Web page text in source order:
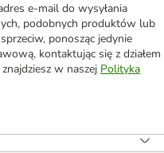
e-mail do wysyłania
podobnych produktów lub
ponosząc jedynie
kontaktując się z działem
w naszej Polityka